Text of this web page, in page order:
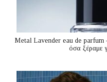
Metal Lavender eau de parfum
όσα ξέραμε